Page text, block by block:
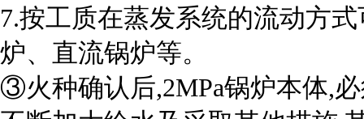
7.按工质在蒸发系统的流动方
炉、直流锅炉等。
③火种确认后,2MPa锅炉本体,